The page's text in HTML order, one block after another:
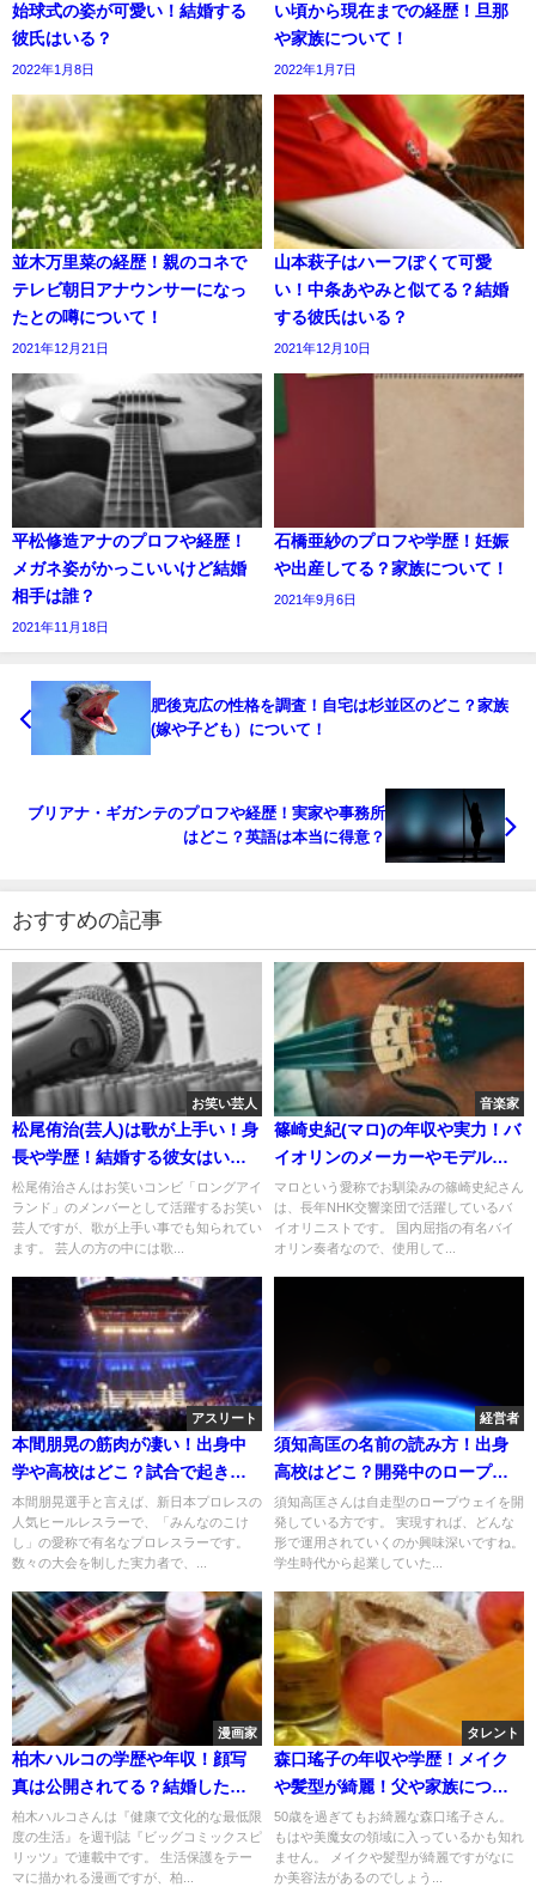
始球式の姿が可愛い！結婚する
彼氏はいる？
2022年1月8日
い頃から現在までの経歴！旦那
や家族について！
2022年1月7日
並木万里菜の経歴！親のコネで
テレビ朝日アナウンサーになっ
たとの噂について！
2021年12月21日
山本萩子はハーフぽくて可愛
い！中条あやみと似てる？結婚
する彼氏はいる？
2021年12月10日
平松修造アナのプロフや経歴！
メガネ姿がかっこいいけど結婚
相手は誰？
2021年11月18日
石橋亜紗のプロフや学歴！妊娠
や出産してる？家族について！
2021年9月6日
肥後克広の性格を調査！自宅は杉並区のどこ？家族
(嫁や子ども）について！
ブリアナ・ギガンテのプロフや経歴！実家や事務所
はどこ？英語は本当に得意？
おすすめの記事
お笑い芸人
松尾侑治(芸人)は歌が上手い！身
長や学歴！結婚する彼女はい
る？
松尾侑治さんはお笑いコンビ「ロングアイ
ランド」のメンバーとして活躍するお笑い
芸人ですが、歌が上手い事でも知られてい
ます。 芸人の方の中には歌...
音楽家
篠崎史紀(マロ)の年収や実力！バ
イオリンのメーカーやモデル！
家族構成が凄い！
マロという愛称でお馴染みの篠崎史紀さん
は、長年NHK交響楽団で活躍しているバ
イオリニストです。 国内屈指の有名バイ
オリン奏者なので、使用して...
アスリート
本間朋晃の筋肉が凄い！出身中
学や高校はどこ？試合で起きた
事故について！
本間朋晃選手と言えば、新日本プロレスの
人気ヒールレスラーで、「みんなのこけ
し」の愛称で有名なプロレスラーです。
数々の大会を制した実力者で、...
経営者
須知高匡の名前の読み方！出身
高校はどこ？開発中のロープウ
ェイが凄い！
須知高匡さんは自走型のロープウェイを開
発している方です。 実現すれば、どんな
形で運用されていくのか興味深いですね。
学生時代から起業していた...
漫画家
柏木ハルコの学歴や年収！顔写
真は公開されてる？結婚した旦
那か彼氏はいる？
柏木ハルコさんは『健康で文化的な最低限
度の生活』を週刊誌『ビッグコミックスピ
リッツ』で連載中です。 生活保護をテー
マに描かれる漫画ですが、柏...
タレント
森口瑤子の年収や学歴！メイク
や髪型が綺麗！父や家族につい
て！
50歳を過ぎてもお綺麗な森口瑤子さん。
もはや美魔女の領域に入っているかも知れ
ません。 メイクや髪型が綺麗ですがなに
か美容法があるのでしょう...